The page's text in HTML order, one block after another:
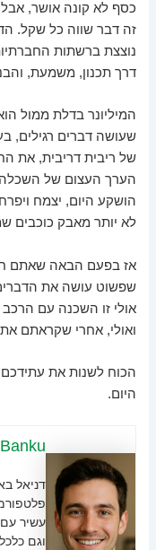
כסף לא קונה אושר,
זה דבר שווה כל שקל.
נוצצת ברשתות
דרך תכנון, משמעת,
המיליונר בדלת ממול
שעושה דברים רגילים,
של ריבית דריבית, את
הערך העצום של השכלה
הושקע היום, יצמח
לא יותר מאבק כוכבים
אז בפעם הבאה שאתם
שפשוט עושה את
אולי זו השכנה עם
ואולי, אחרי שקראתם
הכוח לשנות את עתידכם
היום.
Banku
עשיר
וגם